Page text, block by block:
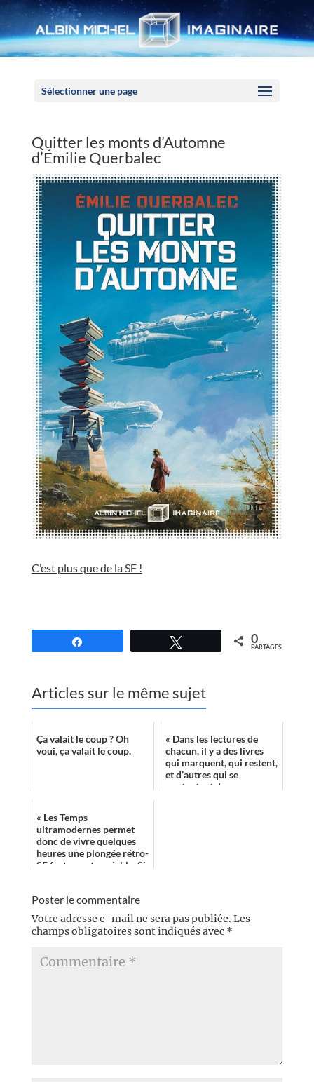
Sélectionner une page
Quitter les monts d’Automne
d’Émilie Querbalec
C’est plus que de la SF !
0
PARTAGES
Articles sur le même sujet
Ça valait le coup ? Oh
voui, ça valait le coup.
« Dans les lectures de
chacun, il y a des livres
qui marquent, qui restent,
et d’autres qui se
contentent de passer.
« Les Temps
ultramodernes permet
donc de vivre quelques
heures une plongée rétro-
SF fortement agréable. Si
Poster le commentaire
Votre adresse e-mail ne sera pas publiée. Les
champs obligatoires sont indiqués avec *
Panneau de gestion des cookies